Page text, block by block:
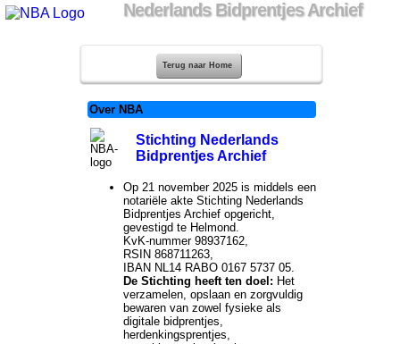
Nederlands Bidprentjes Archief
Terug naar Home
Over NBA
Stichting Nederlands
Bidprentjes Archief
Op 21 november 2025 is middels een
notariële akte Stichting Nederlands
Bidprentjes Archief opgericht,
gevestigd te Helmond.
KvK-nummer 98937162,
RSIN 868711263,
IBAN NL14 RABO 0167 5737 05.
De Stichting heeft ten doel: Het
verzamelen, opslaan en zorgvuldig
bewaren van zowel fysieke als
digitale bidprentjes,
herdenkingsprentjes,